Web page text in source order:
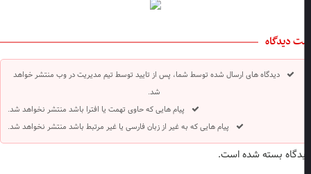
دیدگاه
دیدگاه های ارسال شده توسط شما، پس از تایید توسط تیم مدیریت در وب منتشر خواهد
شد.
پیام هایی که حاوی تهمت یا افترا باشد منتشر نخواهد شد.
پیام هایی که به غیر از زبان فارسی یا غیر مرتبط باشد منتشر نخواهد شد.
بسته شده است.